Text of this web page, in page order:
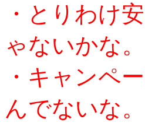
・とりわけ
ゃないかな。
・キャンペ
んでないな。